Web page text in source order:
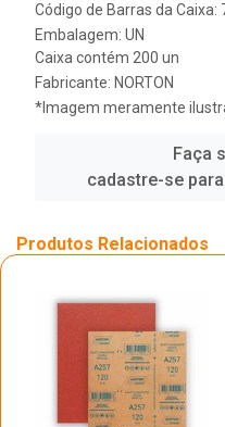
Código de Barras da
Embalagem: UN
Caixa contém 200 un
Fabricante: NORTON
*Imagem meramente
Faça
cadastre-se
Produtos Relacionados